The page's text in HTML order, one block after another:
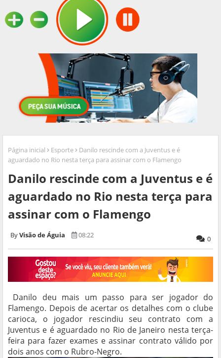
Página inicial Esporte
Danilo rescinde com a Juventus e é
aguardado no Rio nesta terça para assinar com o Flamengo
Danilo rescinde com a Juventus e é
aguardado no Rio nesta terça para
assinar com o Flamengo
Visão de Águia 08:22 0
Danilo deu mais um passo para ser jogador do
Flamengo. Depois de acertar os detalhes com o clube
carioca, o jogador rescindiu seu contrato com a
Juventus e é aguardado no Rio de Janeiro nesta terça-
feira para fazer exames e assinar contrato válido por
dois anos com o Rubro-Negro.